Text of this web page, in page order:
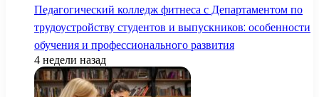
Педагогический колледж фитнеса с Департаментом по
трудоустройству студентов и выпускников: особенности
обучения и профессионального развития
4 недели назад